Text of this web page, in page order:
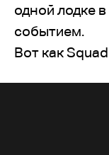
одной лодке
событием.
Вот как